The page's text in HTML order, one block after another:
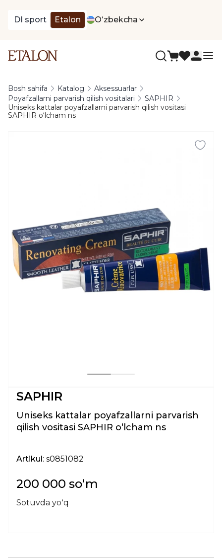
DI sport Etalon Oʻzbekcha
Bosh sahifa Katalog
Aksessuarlar
Poyafzallarni parvarish qilish vositalari
SAPHIR
Uniseks kattalar poyafzallarni parvarish qilish vositasi
SAPHIR oʻlcham ns
SAPHIR
Uniseks kattalar poyafzallarni parvarish
qilish vositasi SAPHIR oʻlcham ns
Artikul: s0851082
200 000 soʻm
Sotuvda yoʻq